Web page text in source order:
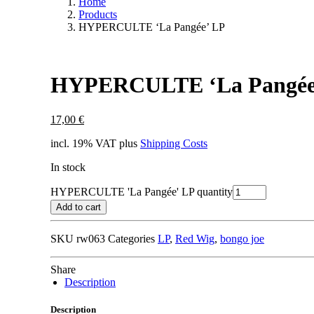
Products
HYPERCULTE ‘La Pangée’ LP
HYPERCULTE ‘La
17,00 €
incl. 19% VAT plus Shipping Costs
In stock
HYPERCULTE 'La Pangée' LP quantity
Add to cart
SKU rw063 Categories LP, Red Wig, bongo joe
Share
Description
Description